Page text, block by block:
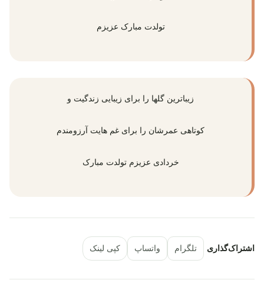
تولدت مبارک عزیزم
زیباترین گلها را برای زیبایی زندگیت و
کوتاهی عمرشان را برای غم هایت آرزومندم
خردادی عزیزم تولدت مبارک
اشتراک‌گذاری تلگرام واتساپ کپی لینک